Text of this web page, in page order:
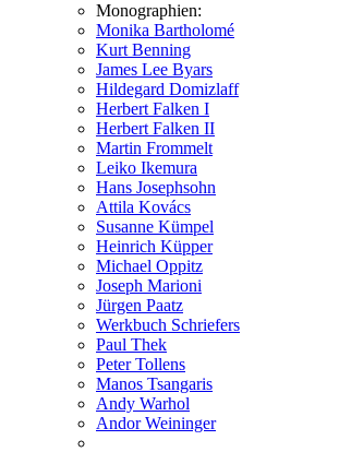
Monographien:
Monika Bartholomé
Kurt Benning
James Lee Byars
Hildegard Domizlaff
Herbert Falken I
Herbert Falken II
Martin Frommelt
Leiko Ikemura
Hans Josephsohn
Attila Kovács
Susanne Kümpel
Heinrich Küpper
Michael Oppitz
Joseph Marioni
Jürgen Paatz
Werkbuch Schriefers
Paul Thek
Peter Tollens
Manos Tsangaris
Andy Warhol
Andor Weininger